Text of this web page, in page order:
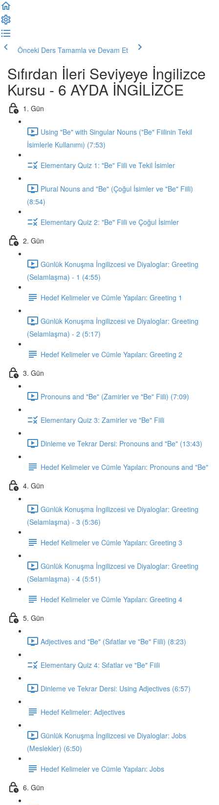
Önceki Ders Tamamla ve Devam Et
Sıfırdan İleri Seviyeye İngilizce
Kursu - 6 AYDA İNGİLİZCE
1. Gün
Using "Be" with Singular Nouns ("Be" Fiilinin Tekil
İsimlerle Kullanımı) (7:53)
Elementary Quiz 1: "Be" Fiili ve Tekil İsimler
Plural Nouns and "Be" (Çoğul İsimler ve "Be" Fiili)
(8:54)
Elementary Quiz 2: "Be" Fiili ve Çoğul İsimler
2. Gün
Günlük Konuşma İngilizcesi ve Diyaloglar: Greeting
(Selamlaşma) - 1 (4:55)
Hedef Kelimeler ve Cümle Yapıları: Greeting 1
Günlük Konuşma İngilizcesi ve Diyaloglar: Greeting
(Selamlaşma) - 2 (5:17)
Hedef Kelimeler ve Cümle Yapıları: Greeting 2
3. Gün
Pronouns and "Be" (Zamirler ve "Be" Fiili) (7:09)
Elementary Quiz 3: Zamirler ve "Be" Fiili
Dinleme ve Tekrar Dersi: Pronouns and "Be" (13:43)
Hedef Kelimeler ve Cümle Yapıları: Pronouns and "Be"
4. Gün
Günlük Konuşma İngilizcesi ve Diyaloglar: Greeting
(Selamlaşma) - 3 (5:36)
Hedef Kelimeler ve Cümle Yapıları: Greeting 3
Günlük Konuşma İngilizcesi ve Diyaloglar: Greeting
(Selamlaşma) - 4 (5:51)
Hedef Kelimeler ve Cümle Yapıları: Greeting 4
5. Gün
Adjectives and "Be" (Sıfatlar ve "Be" Fiili) (8:23)
Elementary Quiz 4: Sıfatlar ve "Be" Fiili
Dinleme ve Tekrar Dersi: Using Adjectives (6:57)
Hedef Kelimeler: Adjectives
Günlük Konuşma İngilizcesi ve Diyaloglar: Jobs
(Meslekler) (6:50)
Hedef Kelimeler ve Cümle Yapıları: Jobs
6. Gün